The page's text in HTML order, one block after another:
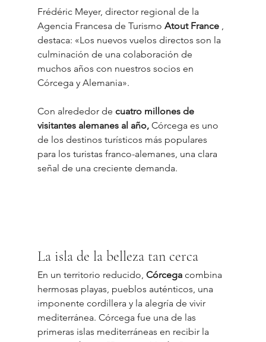
Frédéric Meyer, director regional de la
Agencia Francesa de Turismo Atout France ,
destaca: «Los nuevos vuelos directos son la
culminación de una colaboración de
muchos años con nuestros socios en
Córcega y Alemania».
Con alrededor de cuatro millones de
visitantes alemanes al año, Córcega es uno
de los destinos turísticos más populares
para los turistas franco-alemanes, una clara
señal de una creciente demanda.
La isla de la belleza tan cerca
En un territorio reducido, Córcega combina
hermosas playas, pueblos auténticos, una
imponente cordillera y la alegría de vivir
mediterránea. Córcega fue una de las
primeras islas mediterráneas en recibir la